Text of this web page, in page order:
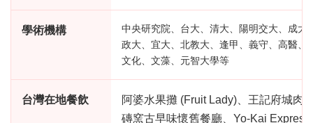
學術機構
中央研究院、台大、清大、陽明交大、成大
政大、宜大、北教大、逢甲、義守、高醫、
文化、文藻、元智大學等
台灣在地餐飲
阿婆水果攤 (Fruit Lady)、王記府城肉
磚窯古早味懷舊餐廳、Yo-Kai Express